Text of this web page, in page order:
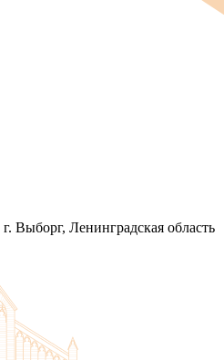
Выборг, Ленинградская область